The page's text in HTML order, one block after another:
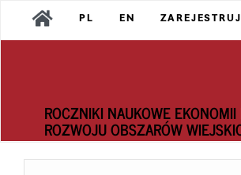
Main
Navigation
PL EN ZAREJESTRUJ
ROCZNIKI NAUKOWE
ROZWOJU OBSZARÓW